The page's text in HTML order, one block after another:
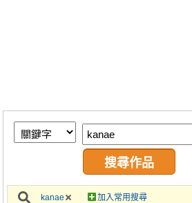
繪圖藝廊
交流中心
攤位轉讓區
會員功能選單
kanae 加入常用搜尋